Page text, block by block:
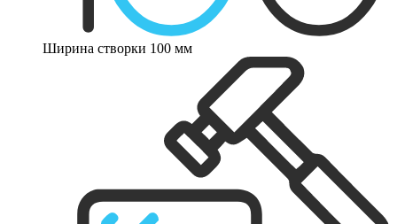
Ширина створки 100 мм